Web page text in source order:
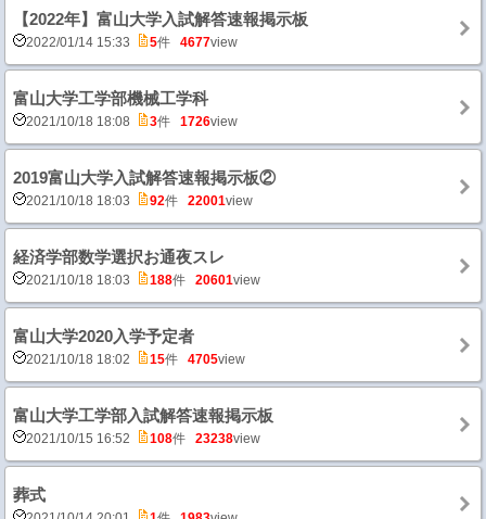
【2022年】富山大学入試解答速報掲示板
2022/01/14 15:33 5件 4677view
富山大学工学部機械工学科
2021/10/18 18:08 3件 1726view
2019富山大学入試解答速報掲示板②
2021/10/18 18:03 92件 22001view
経済学部数学選択お通夜スレ
2021/10/18 18:03 188件 20601view
富山大学2020入学予定者
2021/10/18 18:02 15件 4705view
富山大学工学部入試解答速報掲示板
2021/10/15 16:52 108件 23238view
葬式